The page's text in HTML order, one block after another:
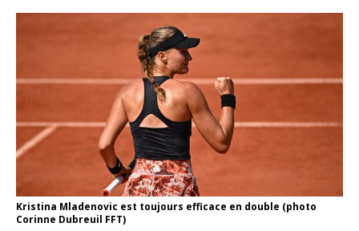
Kristina Mladenovic est toujours efficace en double (photo
Corinne Dubreuil FFT)